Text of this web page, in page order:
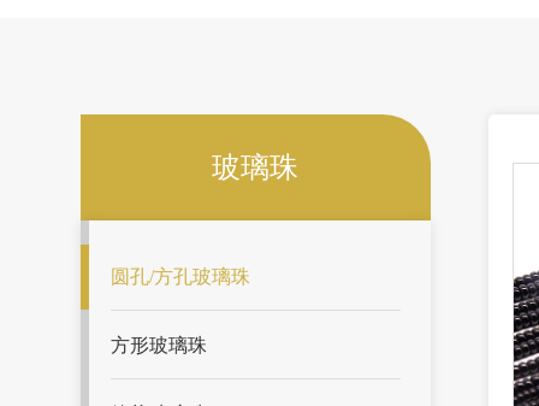
玻璃珠
圆孔/方孔玻璃珠
方形玻璃珠